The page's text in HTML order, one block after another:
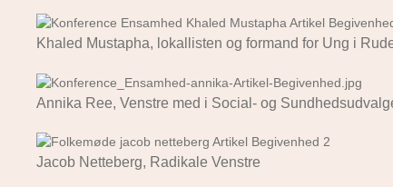
Khaled Mustapha, lokallisten og formand for Ung i
Annika Ree, Venstre med i Social- og
Jacob Netteberg, Radikale Venstre